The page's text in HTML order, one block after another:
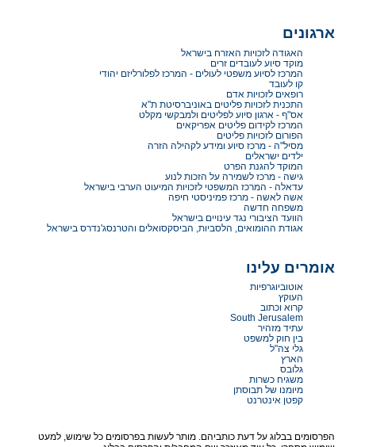
ארגונים
האגודה לזכויות האזרח בישראל
מוקד סיוע לעובדים זרים
המרכז לסיוע משפטי לעולים - המרכז לפלורליזם יהודי
קו לעובד
רופאים לזכויות אדם
התכנית לזכויות פליטים באוניברסיטת ת"א
אס"ף - ארגון סיוע לפליטים ולמבקשי מקלט
המרכז לקידום פליטים אפריקאים
הפורום לזכויות פליטים
מסיל"ה - מרכז סיוע ומידע לקהילה הזרה
ילדים ישראלים
המוקד להגנת הפרט
גישה - מרכז לשמירה על הזכות לנוע
עדאלה - המרכז המשפטי לזכויות המיעוט הערבי בישראל
אשה לאשה - מרכז פמיניסטי חיפה
משפחה חדשה
הוועד הציבורי נגד עינויים בישראל
אגודת ההומואים, הלסביות, הביסקסואלים והטרנסג'נדרס בישראל
אומרים עלינו
אוטוביוגרפיות
העוקץ
קרוא וכתוב
South Jerusalem
עתיד מזהיר
בין חוק למשפט
גלי צה"ל
הארץ
גלובס
משגיח כשרות
מיומנו של תבוסתן
קפטן אינטרנט
הפרסומים בבלוג על דעת כותביהם. מותר לעשות בפרסומים כל שימוש, למעט